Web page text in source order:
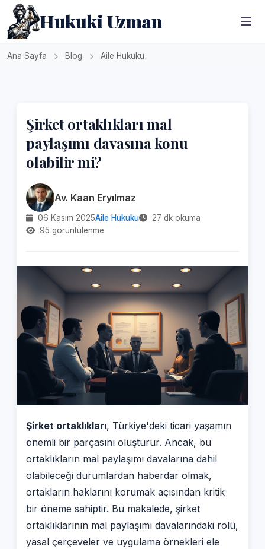
Hukuki Uzman
Ana Sayfa Blog Aile Hukuku
Şirket ortaklıkları mal
paylaşımı davasına konu
olabilir mi?
Av. Kaan Eryılmaz
06 Kasım 2025Aile Hukuku
27 dk okuma
95 görüntülenme
Şirket ortaklıkları, Türkiye'deki ticari yaşamın
önemli bir parçasını oluşturur. Ancak, bu
ortaklıkların mal paylaşımı davalarına dahil
olabileceği durumlardan haberdar olmak,
ortakların haklarını korumak açısından kritik
bir öneme sahiptir. Bu makalede, şirket
ortaklıklarının mal paylaşımı davalarındaki rolü,
yasal çerçeveler ve uygulama örnekleri ele